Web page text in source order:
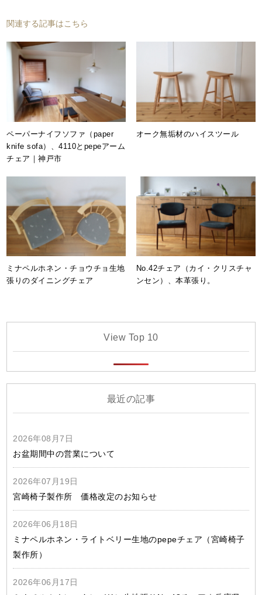
関連する記事はこちら
ペーパーナイフソファ（paper
knife sofa）、4110とpepeアーム
チェア｜神戸市
オーク無垢材のハイスツール
ミナペルホネン・チョウチョ生地
張りのダイニングチェア
No.42チェア（カイ・クリスチャ
ンセン）、本革張り。
View Top 10
最近の記事
2026年08月7日
お盆期間中の営業について
2026年07月19日
宮崎椅子製作所 価格改定のお知らせ
2026年06月18日
ミナペルホネン・ライトベリー生地のpepeチェア（宮崎椅子
製作所）
2026年06月17日